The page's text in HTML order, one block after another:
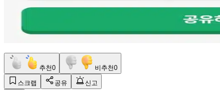
추천0 비추천0
스크랩 공유
신고